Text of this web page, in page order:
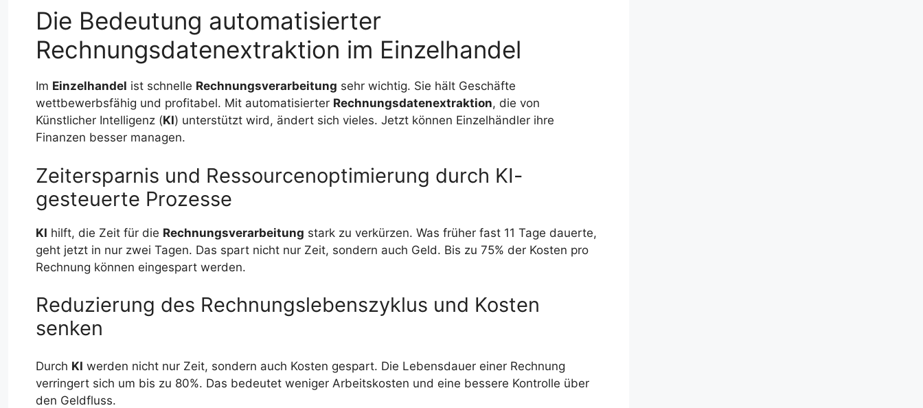
Die Bedeutung automatisierter
Rechnungsdatenextraktion im Einzelhandel
Im Einzelhandel ist schnelle Rechnungsverarbeitung sehr wichtig. Sie hält Geschäfte
wettbewerbsfähig und profitabel. Mit automatisierter Rechnungsdatenextraktion, die von
Künstlicher Intelligenz (KI) unterstützt wird, ändert sich vieles. Jetzt können Einzelhändler ihre
Finanzen besser managen.
Zeitersparnis und Ressourcenoptimierung durch KI-
gesteuerte Prozesse
KI hilft, die Zeit für die Rechnungsverarbeitung stark zu verkürzen. Was früher fast 11 Tage dauerte,
geht jetzt in nur zwei Tagen. Das spart nicht nur Zeit, sondern auch Geld. Bis zu 75% der Kosten pro
Rechnung können eingespart werden.
Reduzierung des Rechnungslebenszyklus und Kosten
senken
Durch KI werden nicht nur Zeit, sondern auch Kosten gespart. Die Lebensdauer einer Rechnung
verringert sich um bis zu 80%. Das bedeutet weniger Arbeitskosten und eine bessere Kontrolle über
den Geldfluss.